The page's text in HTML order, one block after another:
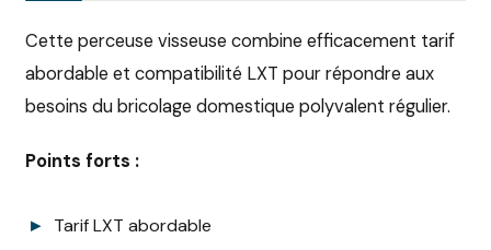
Cette perceuse visseuse combine efficacement tarif
abordable et compatibilité LXT pour répondre aux
besoins du bricolage domestique polyvalent régulier.
Points forts :
Tarif LXT abordable